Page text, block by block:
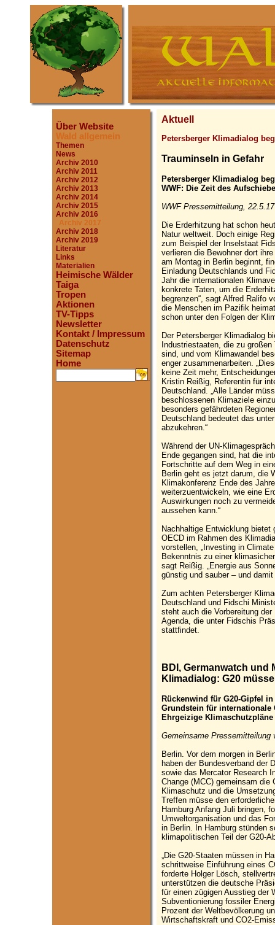
Über Website
Wald allgemein
Themen
News
Archiv 2010
Archiv 2011
Archiv 2012
Archiv 2013
Archiv 2014
Archiv 2015
Archiv 2016
Archiv 2017
Archiv 2018
Archiv 2019
Literatur
Links
Materialien
Heimische Wälder
Taiga
Tropen
Aktionen
TV-Tipps
Newsletter
Kontakt / Impressum
Datenschutz
Sitemap
Home
.
Aktuell
Petersberger Klimadialog
Trauminseln in Gefahr
Petersberger Klimadialog
WWF: Die Zeit des
WWF Pressemitteilung, 22.5.17
Die Erderhitzung hat schon
Natur weltweit. Doch einige
zum Beispiel der Inselstaat
verlieren die Bewohner dort
am Montag in Berlin beginnt,
Einladung Deutschlands und
Jahr die internationalen
konkrete Taten, um die
begrenzen“, sagt Alfred Ralifo
die Menschen im Pazifik
schon unter den Folgen der
Der Petersberger Klimadialog
Industriestaaten, die zu
sind, und vom Klimawandel
enger zusammenarbeiten.
keine Zeit mehr,
Kristin Reißig, Referentin für
Deutschland. „Alle Länder
beschlossenen Klimaziele
besonders gefährdeten
Deutschland bedeutet das
abzukehren.“
Während der UN-
Ende gegangen sind, hat die
Fortschritte auf dem Weg in
Berlin geht es jetzt darum, die
Klimakonferenz Ende des
weiterzuentwickeln, wie eine
Auswirkungen noch zu
aussehen kann.“
Nachhaltige Entwicklung bietet
OECD im Rahmen des
vorstellen, „Investing in
Bekenntnis zu einer
sagt Reißig. „Energie aus
günstig und sauber – und
Zum achten Petersberger
Deutschland und Fidschi
steht auch die Vorbereitung
Agenda, die unter Fidschis
stattfindet.
BDI, Germanwatch und
Klimadialog: G20
Rückenwind für G20-Gipfel
Grundstein für internationale
Ehrgeizige
Gemeinsame Pressemitteilung
Berlin. Vor dem morgen in
haben der Bundesverband der
sowie das Mercator Research
Change (MCC) gemeinsam die
Klimaschutz und die
Treffen müsse den
Hamburg Anfang Juli bringen,
Umweltorganisation und das
in Berlin. In Hamburg stünden
klimapolitischen Teil der G20-
„Die G20-Staaten müssen in
schrittweise Einführung eines
forderte Holger Lösch,
unterstützen die deutsche
für einen zügigen Ausstieg der
Subventionierung fossiler
Prozent der Weltbevölkerung
Wirtschaftskraft und CO2-